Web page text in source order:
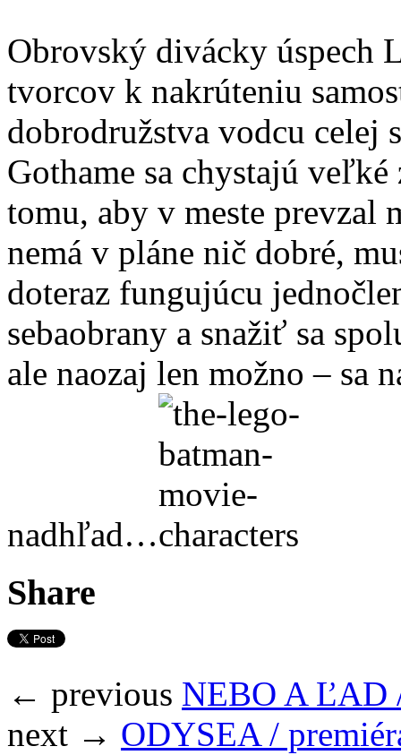
Obrovský divácky úspech
tvorcov k nakrúteniu
dobrodružstva vodcu celej
Gothame sa chystajú
tomu, aby v meste prevzal
nemá v pláne nič dobré,
doteraz fungujúcu
sebaobrany a snažiť sa
ale naozaj len možno –
nadhľad…
Share
← previous NEBO A ĽAD
next → ODYSEA /